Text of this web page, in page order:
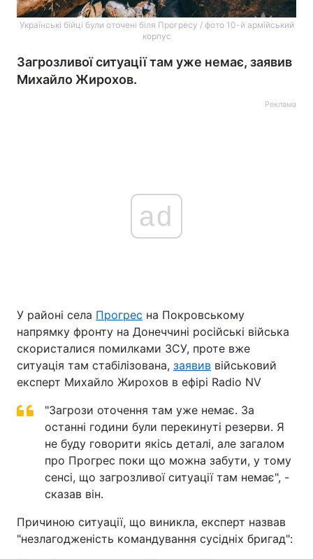
Українські бійці були оточені біля Прогресу / фото 10-й армійський
корпус
Загрозливої ситуації там уже немає, заявив
Михайло Жирохов.
Реклама
ad
У районі села Прогрес на Покровському
напрямку фронту на Донеччині російські війська
скористалися помилками ЗСУ, проте вже
ситуація там стабілізована, заявив військовий
експерт Михайло Жирохов в ефірі Radio NV
"Загрози оточення там уже немає. За
останні години були перекинуті резерви. Я
не буду говорити якісь деталі, але загалом
про Прогрес поки що можна забути, у тому
сенсі, що загрозливої ситуації там немає", -
сказав він.
Причиною ситуації, що виникла, експерт назвав
"незлагодженість командування сусідніх бригад":